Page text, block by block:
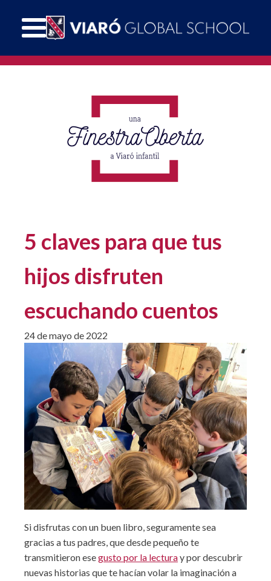
5 claves para que tus
hijos disfruten
escuchando cuentos
24 de mayo de 2022
Si disfrutas con un buen libro, seguramente sea
gracias a tus padres, que desde pequeño te
transmitieron esegusto por la lecturay por descubrir
nuevas historias que te hacían volar la imaginación a